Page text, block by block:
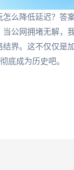
么降低延迟？答
公网拥堵无解，
界。这不仅仅是
底成为历史吧。